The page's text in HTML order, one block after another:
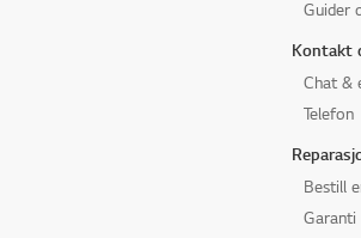
Guider
Kontakt
Chat &
Telefon
Bestill
Garanti